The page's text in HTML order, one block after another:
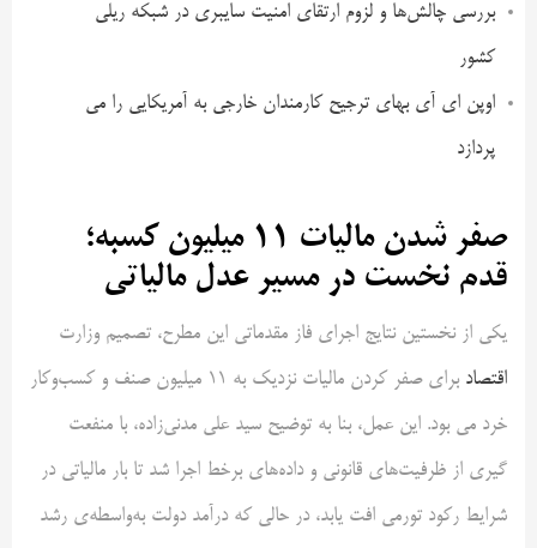
بررسی چالش‌ها و لزوم ارتقای امنیت سایبری در شبکه ریلی
کشور
اوپن ای آی بهای ترجیح کارمندان خارجی به آمریکایی را می
پردازد
صفر شدن مالیات ۱۱ میلیون کسبه؛
قدم نخست در مسیر عدل مالیاتی
یکی از نخستین نتایج اجرای فاز مقدماتی این مطرح، تصمیم وزارت
اقتصاد
برای صفر کردن مالیات نزدیک به ۱۱ میلیون صنف و کسب‌وکار
خرد می بود. این عمل، بنا به توضیح سید علی مدنی‌زاده، با منفعت
گیری از ظرفیت‌های قانونی و داده‌های برخط اجرا شد تا بار مالیاتی در
شرایط رکود تورمی افت یابد، در حالی که درآمد دولت به‌واسطه‌ی رشد